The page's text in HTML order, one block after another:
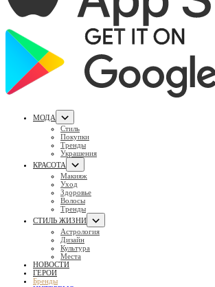
МОДА
Стиль
Покупки
Тренды
Украшения
КРАСОТА
Макияж
Уход
Здоровье
Волосы
Тренды
СТИЛЬ ЖИЗНИ
Астрология
Дизайн
Культура
Места
НОВОСТИ
ГЕРОИ
Бренды